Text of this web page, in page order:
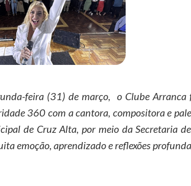
feira (31) de março, o Clube
360 com a cantora, compositora e
de Cruz Alta, por meio da Secretaria
emoção, aprendizado e reflexões